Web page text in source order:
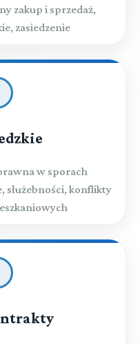
zakup i sprzedaż,
zasiedzenie
w sporach
służebności, konflikty